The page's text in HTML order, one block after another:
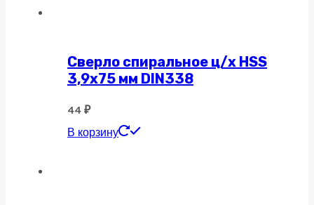
удлиненная
Сверло спиральное ц/х HSS
3,9х75 мм DIN338
44 ₽
В корзину